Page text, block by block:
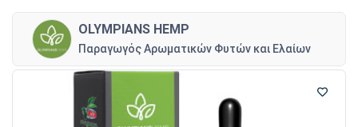
OLYMPIANS HEMP
Παραγωγός Αρωματικών Φυτών και Ελαίων